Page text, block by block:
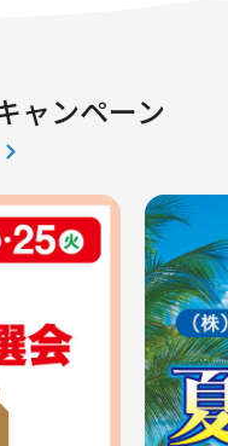
ャンペーン